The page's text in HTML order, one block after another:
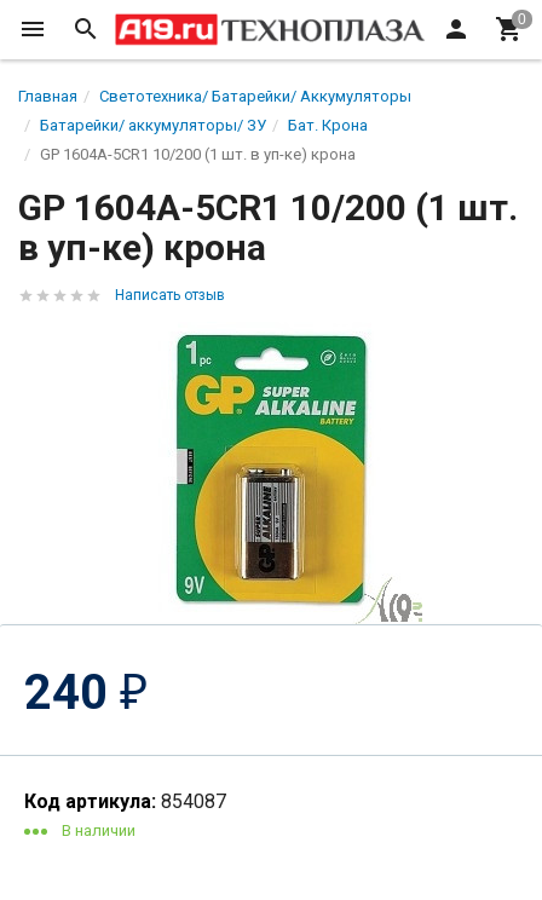
Главная
Светотехника/ Батарейки/ Аккумуляторы
Батарейки/ аккумуляторы/ ЗУ
Бат. Крона
GP 1604A-5CR1 10/200 (1 шт. в уп-ке) крона
GP 1604A-5CR1 10/200 (1 шт.
в уп-ке) крона
Написать отзыв
240 ₽
Код артикула: 854087
В наличии